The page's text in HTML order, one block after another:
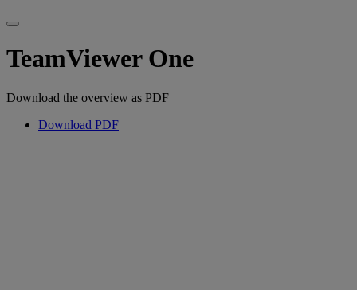
TeamViewer One
Download the overview as PDF
Download PDF